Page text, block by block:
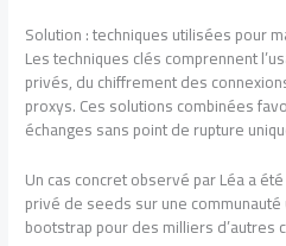
Solution : techniques utilisées pour
Les techniques clés comprennent
privés, du chiffrement des
proxys. Ces solutions combinées
échanges sans point de rupture
Un cas concret observé par Léa a
privé de seeds sur une
bootstrap pour des milliers d’autres